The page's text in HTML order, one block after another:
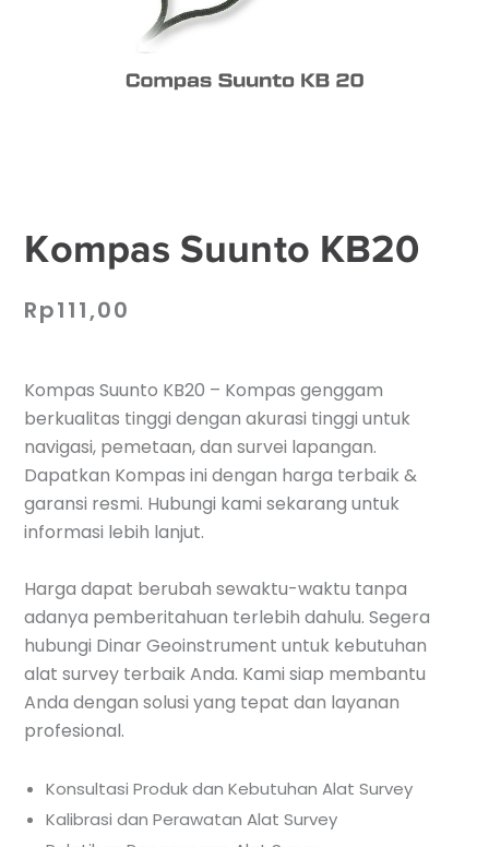
Kompas Suunto KB20
Rp111,00
Kompas Suunto KB20 – Kompas genggam
berkualitas tinggi dengan akurasi tinggi untuk
navigasi, pemetaan, dan survei lapangan.
Dapatkan Kompas ini dengan harga terbaik &
garansi resmi. Hubungi kami sekarang untuk
informasi lebih lanjut.
Harga dapat berubah sewaktu-waktu tanpa
adanya pemberitahuan terlebih dahulu. Segera
hubungi Dinar Geoinstrument untuk kebutuhan
alat survey terbaik Anda. Kami siap membantu
Anda dengan solusi yang tepat dan layanan
profesional.
Konsultasi Produk dan Kebutuhan Alat Survey
Kalibrasi dan Perawatan Alat Survey